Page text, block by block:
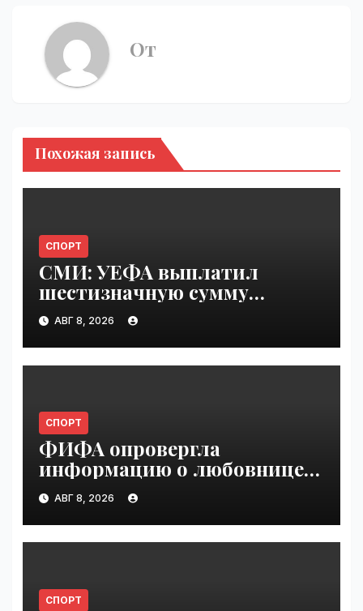
От
Похожая запись
СПОРТ
СМИ: УЕФА выплатил
шестизначную сумму
любовнице Инфантино |
VseTime.ru
АВГ 8, 2026
СПОРТ
ФИФА опровергла
информацию о любовнице
Инфантино | VseTime.ru
АВГ 8, 2026
СПОРТ